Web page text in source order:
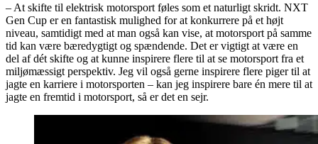
– At skifte til elektrisk motorsport føles som et naturligt skridt. NXT
Gen Cup er en fantastisk mulighed for at konkurrere på et højt
niveau, samtidigt med at man også kan vise, at motorsport på samme
tid kan være bæredygtigt og spændende. Det er vigtigt at være en
del af dét skifte og at kunne inspirere flere til at se motorsport fra et
miljømæssigt perspektiv. Jeg vil også gerne inspirere flere piger til at
jagte en karriere i motorsporten – kan jeg inspirere bare én mere til at
jagte en fremtid i motorsport, så er det en sejr.